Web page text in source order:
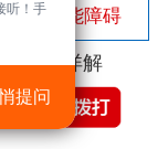
性功能障碍
为您详解
听！手
提问